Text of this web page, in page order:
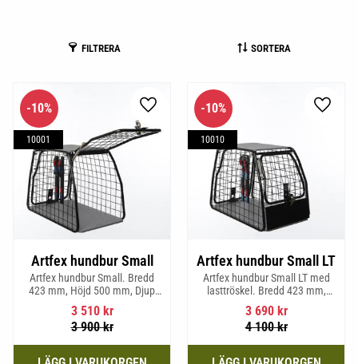
FILTRERA SORTERA
Artfex hundbur Small
Artfex hundbur Small. Bredd
423 mm, Höjd 500 mm, Djup
670 mm och vikt 12,1 kg.
3 510kr
3 900kr
10%
10001
Lägg till i favoriter
Artfex hundbur Small LT
Artfex hundbur Small LT med
lasttröskel. Bredd 423 mm,
Höjd 500 mm, Djup 670 mm
och Vikt 12,9 kg.
3 690kr
4 100kr
10%
10010
Lägg